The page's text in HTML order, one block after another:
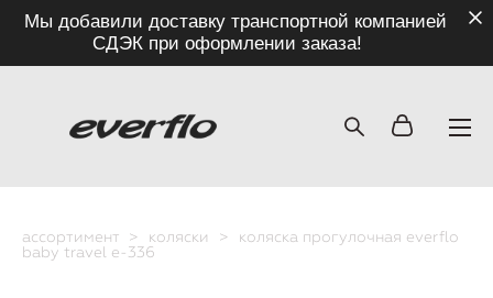
Мы добавили доставку транспортной компанией
СДЭК при оформлении заказа!
ассортимент > коляски >
коляска прогулочная everflo
baby travel e-336